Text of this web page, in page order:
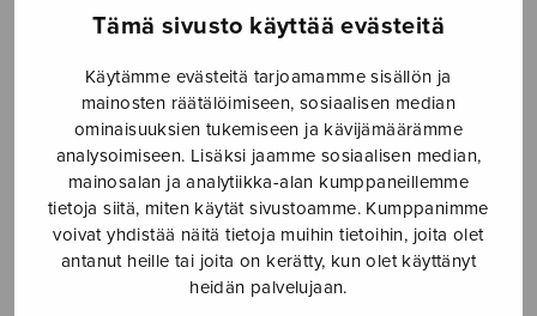
Tämä sivusto käyttää evästeitä
Käytämme evästeitä tarjoamamme sisällön ja
mainosten räätälöimiseen, sosiaalisen median
ominaisuuksien tukemiseen ja kävijämäärämme
analysoimiseen. Lisäksi jaamme sosiaalisen median,
mainosalan ja analytiikka-alan kumppaneillemme
tietoja siitä, miten käytät sivustoamme. Kumppanimme
voivat yhdistää näitä tietoja muihin tietoihin, joita olet
antanut heille tai joita on kerätty, kun olet käyttänyt
heidän palvelujaan.
› Nuottikauppa › Diskanttikuoro ›